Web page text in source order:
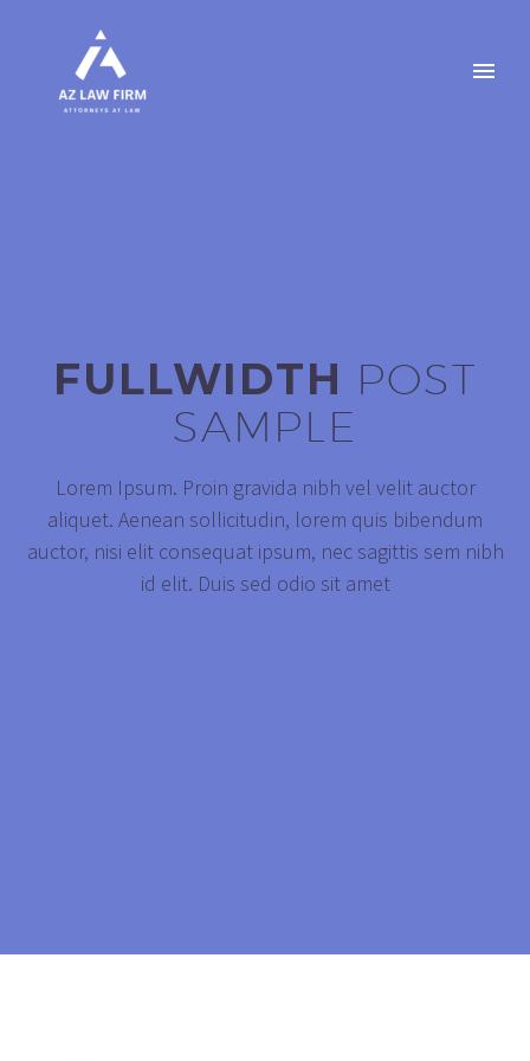
FULLWIDTH POST
SAMPLE
Lorem Ipsum. Proin gravida nibh vel velit auctor
aliquet. Aenean sollicitudin, lorem quis bibendum
auctor, nisi elit consequat ipsum, nec sagittis sem nibh
id elit. Duis sed odio sit amet